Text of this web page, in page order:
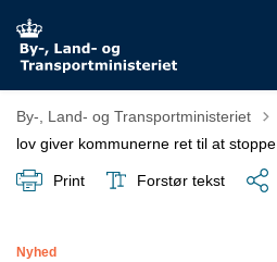
By-, Land- og Transportministeriet
lov giver kommunerne ret til at
Print Forstør tekst
Nyhed